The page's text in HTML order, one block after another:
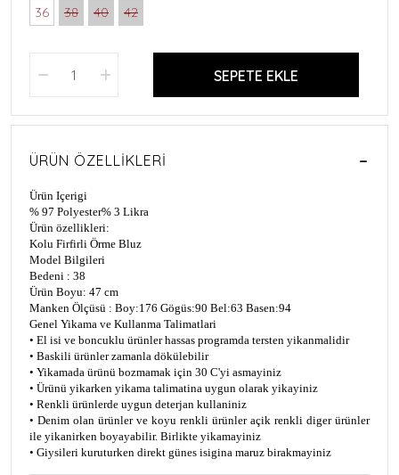
36 38 40 42
SEPETE EKLE
ÜRÜN ÖZELLIKLERI
Ürün Içerigi
% 97 Polyester% 3 Likra
Ürün özellikleri:
Kolu Firfirli Örme Bluz
Model Bilgileri
Bedeni : 38
Ürün Boyu: 47 cm
Manken Ölçüsü : Boy:176 Gögüs:90 Bel:63 Basen:94
Genel Yikama ve Kullanma Talimatlari
• El isi ve boncuklu ürünler hassas programda tersten yikanmalidir
• Baskili ürünler zamanla dökülebilir
• Yikamada ürünü bozmamak için 30 C'yi asmayiniz
• Ürünü yikarken yikama talimatina uygun olarak yikayiniz
• Renkli ürünlerde uygun deterjan kullaniniz
• Denim olan ürünler ve koyu renkli ürünler açik renkli diger ürünler
ile yikanirken boyayabilir. Birlikte yikamayiniz
• Giysileri kuruturken direkt günes isigina maruz birakmayiniz